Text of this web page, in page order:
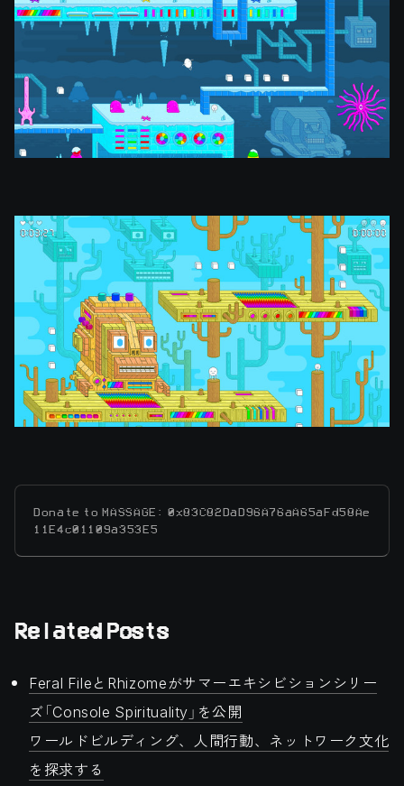
Donate to MASSAGE: 0x83C82DaD96A76aA65aFd58Ae
11E4c01109a353E5
Related Posts
Feral FileとRhizomeがサマーエキシビションシリー
ズ「Console Spirituality」を公開
ワールドビルディング、人間行動、ネットワーク文化
を探求する